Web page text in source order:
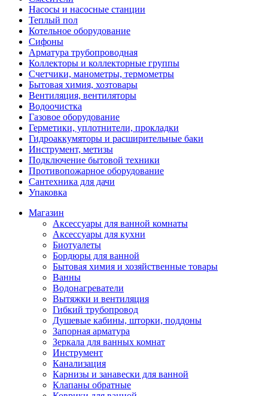
Насосы и насосные станции
Теплый пол
Котельное оборудование
Сифоны
Арматура трубопроводная
Коллекторы и коллекторные группы
Счетчики, манометры, термометры
Бытовая химия, хозтовары
Вентиляция, вентиляторы
Водоочистка
Газовое оборудование
Герметики, уплотнители, прокладки
Гидроаккумяторы и расширительные баки
Инструмент, метизы
Подключение бытовой техники
Противопожарное оборудование
Сантехника для дачи
Упаковка
Магазин
Аксессуары для ванной комнаты
Аксессуары для кухни
Биотуалеты
Бордюры для ванной
Бытовая химия и хозяйственные товары
Ванны
Водонагреватели
Вытяжки и вентиляция
Гибкий трубопровод
Душевые кабины, шторки, поддоны
Запорная арматура
Зеркала для ванных комнат
Инструмент
Канализация
Карнизы и занавески для ванной
Клапаны обратные